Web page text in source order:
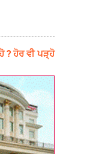
? ਹੋਰ ਵੀ ਪੜ੍ਹੋ